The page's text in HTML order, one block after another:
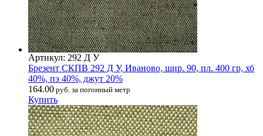
Артикул: 292 Д У
Брезент СКПВ 292 Д У, Иваново, шир. 90, пл. 400 гр, хб
40%, пэ 40%, джут 20%
164.00 руб. за погонный метр
Купить